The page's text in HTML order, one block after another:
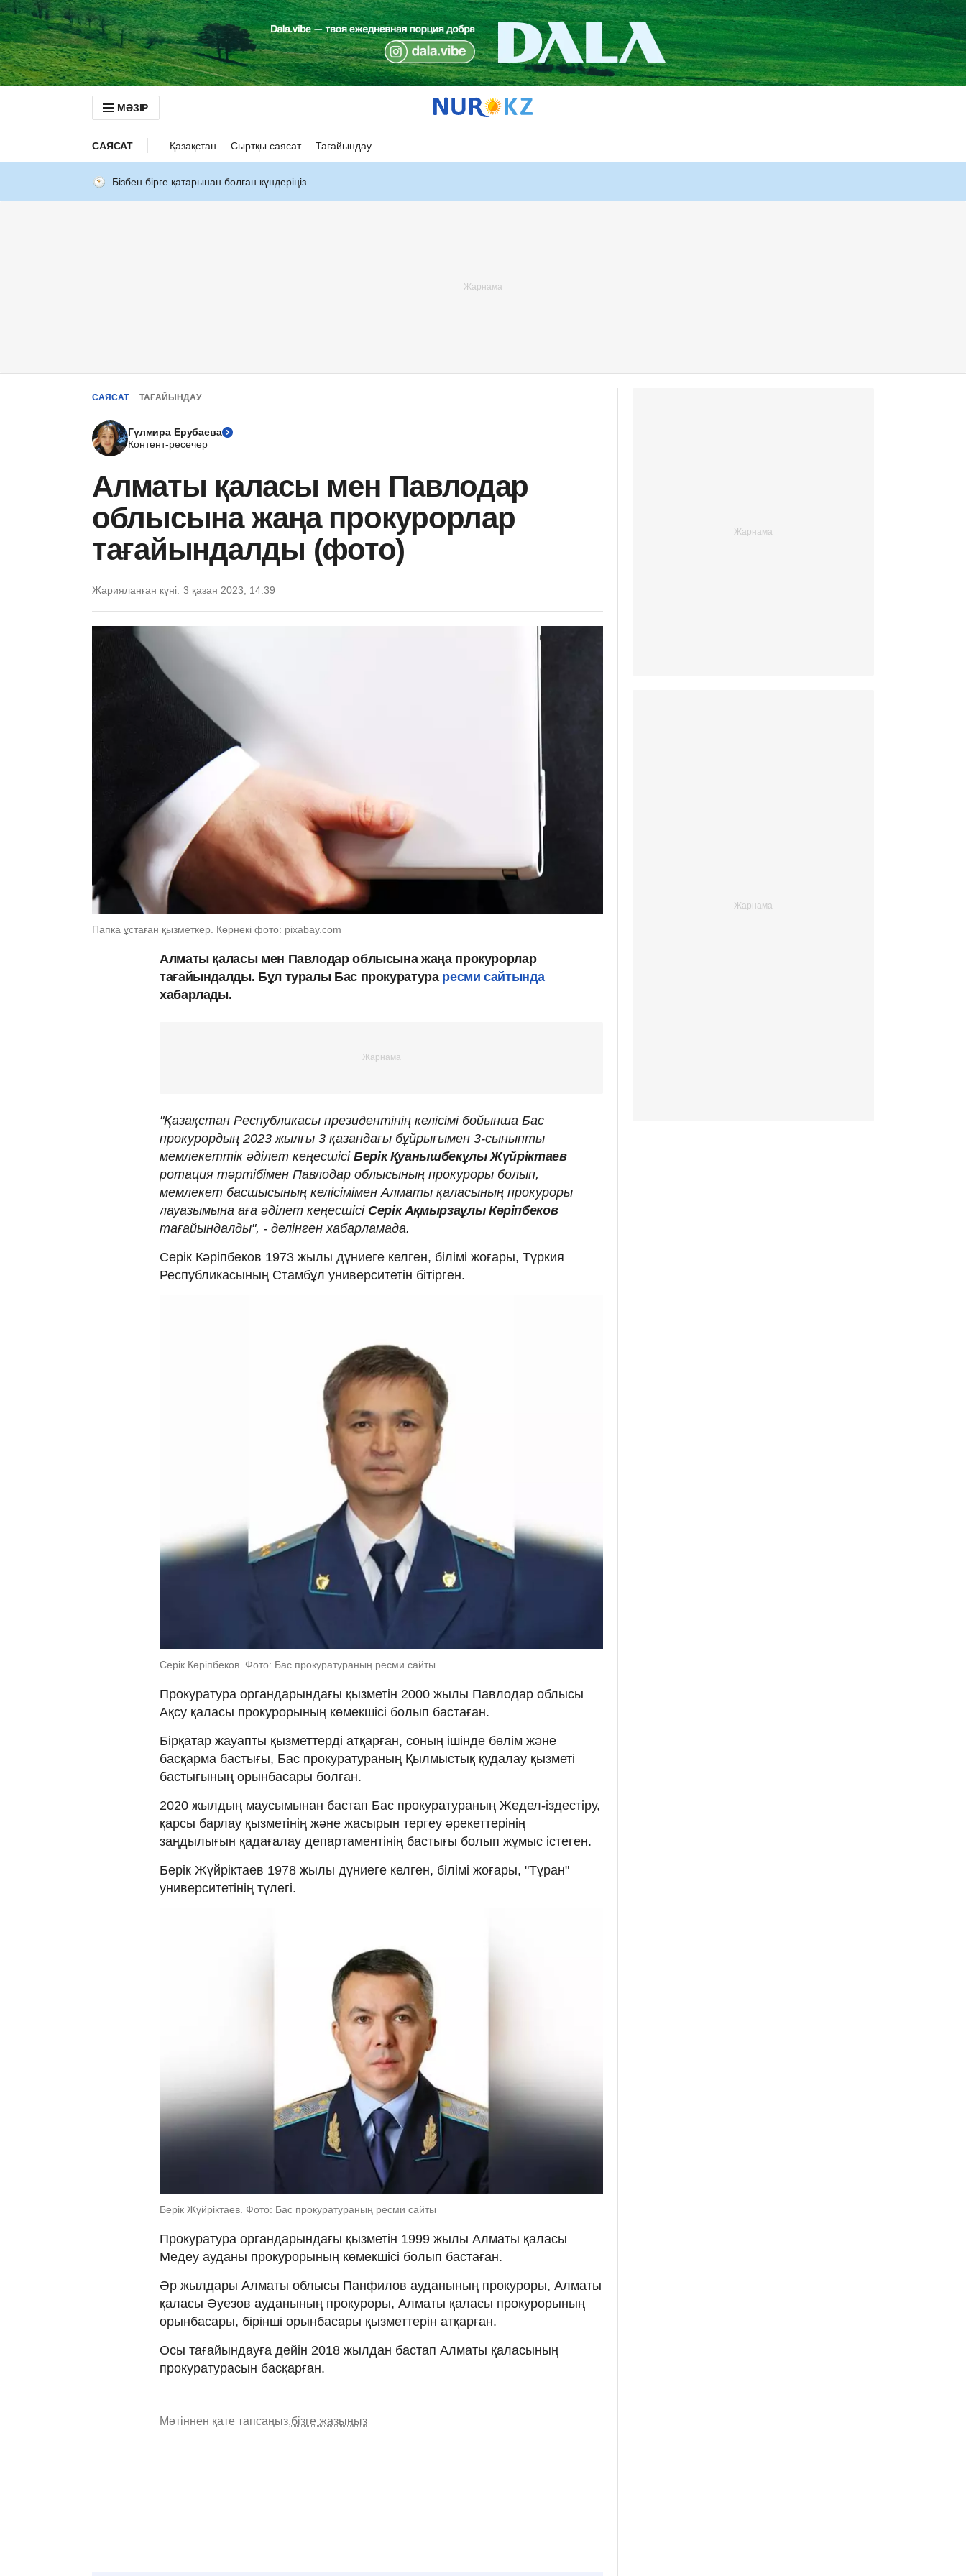
МӘЗІР
САЯСАТ Қазақстан Сыртқы саясат Тағайындау
Бізбен бірге қатарынан болған күндеріңіз
САЯСАТ ТАҒАЙЫНДАУ
Гүлмира Ерубаева
Контент-ресечер
Алматы қаласы мен Павлодар
облысына жаңа прокурорлар
тағайындалды (фото)
Жарияланған күні: 3 қазан 2023, 14:39
Папка ұстаған қызметкер. Көрнекі фото: pixabay.com
Алматы қаласы мен Павлодар облысына жаңа прокурорлар
тағайындалды. Бұл туралы Бас прокуратура ресми сайтында
хабарлады.
"Қазақстан Республикасы президентінің келісімі бойынша Бас
прокурордың 2023 жылғы 3 қазандағы бұйрығымен 3-сыныпты
мемлекеттік әділет кеңесшісі Берік Қуанышбекұлы Жүйріктаев
ротация тәртібімен Павлодар облысының прокуроры болып,
мемлекет басшысының келісімімен Алматы қаласының прокуроры
лауазымына аға әділет кеңесшісі Серік Ақмырзаұлы Кәріпбеков
тағайындалды", - делінген хабарламада.
Серік Кәріпбеков 1973 жылы дүниеге келген, білімі жоғары, Түркия
Республикасының Стамбұл университетін бітірген.
Серік Кәріпбеков. Фото: Бас прокуратураның ресми сайты
Прокуратура органдарындағы қызметін 2000 жылы Павлодар облысы
Ақсу қаласы прокурорының көмекшісі болып бастаған.
Бірқатар жауапты қызметтерді атқарған, соның ішінде бөлім және
басқарма бастығы, Бас прокуратураның Қылмыстық қудалау қызметі
бастығының орынбасары болған.
2020 жылдың маусымынан бастап Бас прокуратураның Жедел-іздестіру,
қарсы барлау қызметінің және жасырын тергеу әрекеттерінің
заңдылығын қадағалау департаментінің бастығы болып жұмыс істеген.
Берік Жүйріктаев 1978 жылы дүниеге келген, білімі жоғары, "Тұран"
университетінің түлегі.
Берік Жүйріктаев. Фото: Бас прокуратураның ресми сайты
Прокуратура органдарындағы қызметін 1999 жылы Алматы қаласы
Медеу ауданы прокурорының көмекшісі болып бастаған.
Әр жылдары Алматы облысы Панфилов ауданының прокуроры, Алматы
қаласы Әуезов ауданының прокуроры, Алматы қаласы прокурорының
орынбасары, бірінші орынбасары қызметтерін атқарған.
Осы тағайындауға дейін 2018 жылдан бастап Алматы қаласының
прокуратурасын басқарған.
Мәтіннен қате тапсаңыз,бізге жазыңыз